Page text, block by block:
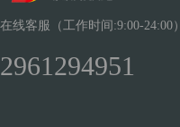
在线客服（工作时间:9:00-24:00）
2961294951